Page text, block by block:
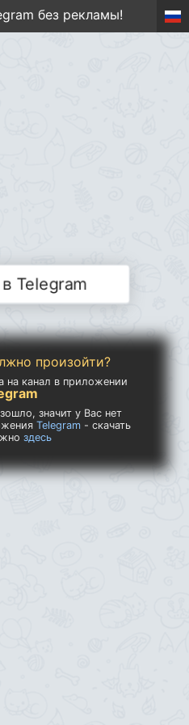
без рекламы!
Telegram
произойти?
на канал в приложении
значит у Вас нет
Telegram - скачать
здесь